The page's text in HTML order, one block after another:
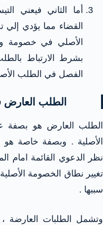
أما الثاني فيعني
القضاء مما يؤدي إلي
الأصلي في خصومة
بشرط الارتباط
الفصل في الطلب
الطلب العارض
الطلب العارض هو
الأصلية . وبصفة خاصة هو
نظر الدعوي القائمة امام
تغيير نطاق الخصومة
سببها .
وتشمل الطلبات العارضة